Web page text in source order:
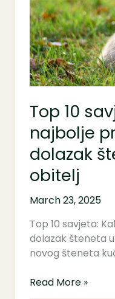
Top 10
najbolje
dolazak
obitelj
March 23, 2025
Top 10 savjeta:
dolazak šteneta
novog šteneta
Kako
se
najbolje
pripremiti
za
dolazak
u
vašu
obitelj
Read More »